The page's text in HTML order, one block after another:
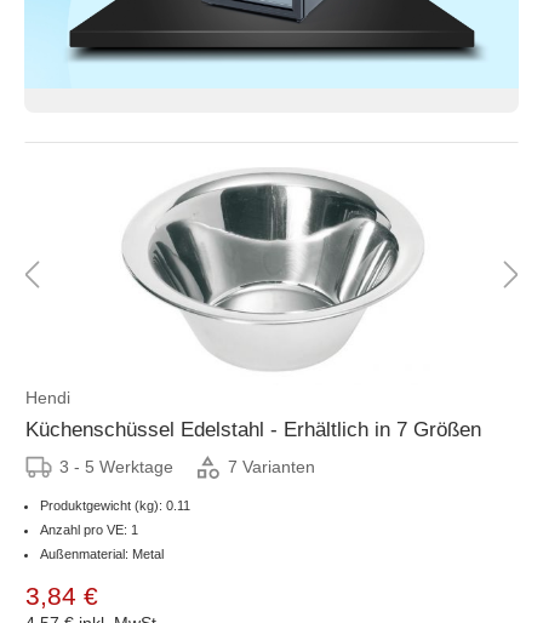
Hendi
Küchenschüssel Edelstahl - Erhältlich in 7 Größen
3 - 5 Werktage 7 Varianten
Produktgewicht (kg): 0.11
Anzahl pro VE: 1
Außenmaterial: Metal
3,84 €